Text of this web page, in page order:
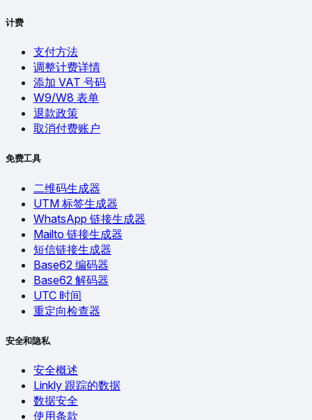
计费
支付方法
调整计费详情
添加 VAT 号码
W9/W8 表单
退款政策
取消付费账户
免费工具
二维码生成器
UTM 标签生成器
WhatsApp 链接生成器
Mailto 链接生成器
短信链接生成器
Base62 编码器
Base62 解码器
UTC 时间
重定向检查器
安全和隐私
安全概述
Linkly 跟踪的数据
数据安全
使用条款